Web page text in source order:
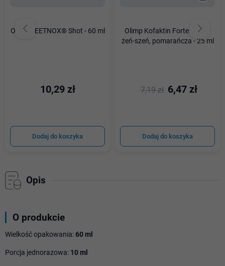
Olimp BEETNOX® Shot - 60 ml
10,29 zł
Dodaj do koszyka
Olimp Kofaktin Forte Shot +
żeń-szeń, pomarańcza - 25 ml
7,19 zł 6,47 zł
Dodaj do koszyka
Opis
O produkcie
Wielkość opakowania:60 ml
Porcja jednorazowa: 10 ml